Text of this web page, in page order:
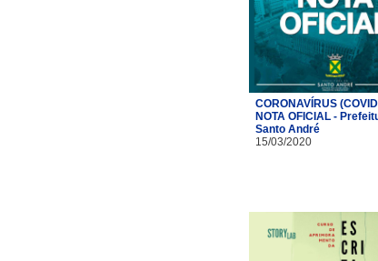
CORONAVÍRUS
NOTA OFICIAL -
Santo André
15/03/2020